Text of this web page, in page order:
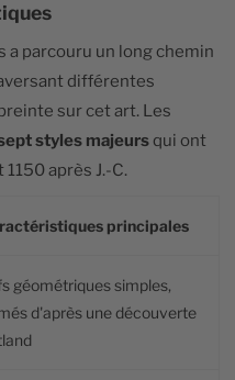
a parcouru un long chemin
différentes
sur cet art. Les
styles majeurs qui ont
après J.-C.
principales
géométriques simples,
d'après une découverte